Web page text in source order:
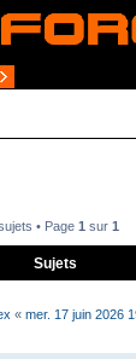
• Page 1 sur 1
Sujets
« mer. 17 juin 2026